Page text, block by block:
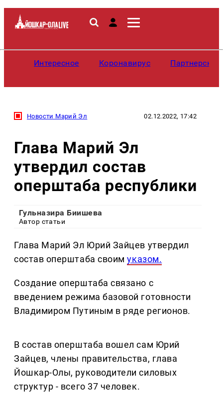
Интересное Коронавирус
Новости Марий Эл 02.12.2022, 17:42
Глава Марий Эл
утвердил состав
оперштаба республики
Гульназира Биишева
Автор статьи
Глава Марий Эл Юрий Зайцев утвердил
состав оперштаба своимуказом.
Создание оперштаба связано с
введением режима базовой готовности
Владимиром Путиным в ряде регионов.
В состав оперштаба вошел сам Юрий
Зайцев, члены правительства, глава
Йошкар-Олы, руководители силовых
структур - всего 37 человек.